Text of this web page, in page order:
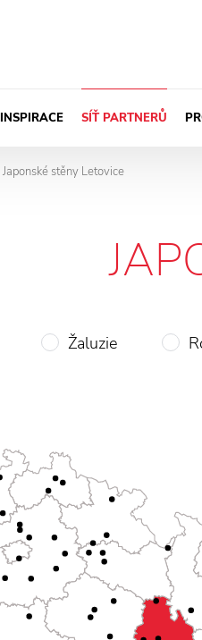
INSPIRACE SÍŤ PARTNERŮ
->
Japonské stěny Letovice
Žaluzie